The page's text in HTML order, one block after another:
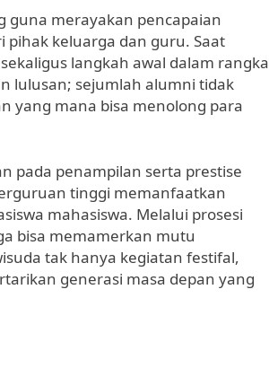
guna merayakan pencapaian
keluarga dan guru. Saat
langkah awal dalam rangka
lulusan; sejumlah alumni tidak
yang mana bisa menolong para
pada penampilan serta prestise
tinggi memanfaatkan
mahasiswa. Melalui prosesi
bisa memamerkan mutu
tak hanya kegiatan festifal,
generasi masa depan yang